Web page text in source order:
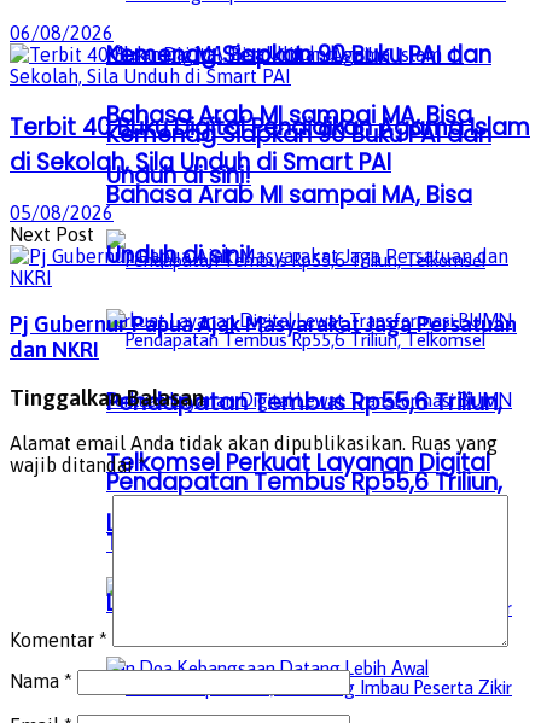
Kemenag Siapkan 90 Buku PAI dan
Bahasa Arab MI sampai MA, Bisa
Unduh di sini!
Pendapatan Tembus Rp55,6 Triliun,
Telkomsel Perkuat Layanan Digital
Lewat Transformasi BUMN
Kemenag Siapkan 90 Buku PAI dan
Bahasa Arab MI sampai MA, Bisa
Unduh di sini!
Pendapatan Tembus Rp55,6 Triliun,
Telkomsel Perkuat Layanan Digital
Lewat Transformasi BUMN
06/08/2026
Terbit 40 Buku Digital Pendidikan Agama Islam
di Sekolah, Sila Unduh di Smart PAI
05/08/2026
Next Post
Pj Gubernur Papua Ajak Masyarakat Jaga Persatuan
dan NKRI
Tinggalkan Balasan
Alamat email Anda tidak akan dipublikasikan. Ruas yang
wajib ditandai*
Komentar *
Nama *